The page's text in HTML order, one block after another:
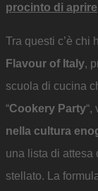
procinto di aprire
Tra questi c’è chi
Flavour of Italy,
scuola di cucina
“Cookery Party“,
nella cultura
una lista di attesa
stellato. La